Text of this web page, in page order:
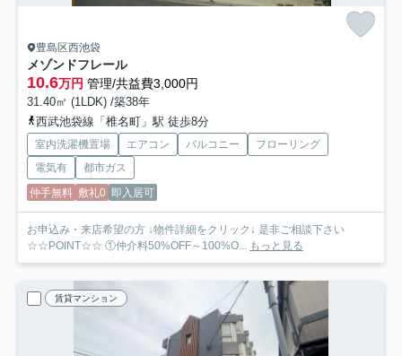
豊島区西池袋
メゾンドフレール
10.6万円 管理/共益費3,000円
31.40㎡ (1LDK) /築38年
西武池袋線「椎名町」駅 徒歩8分
室内洗濯機置場 エアコン バルコニー
フローリング
電気有
都市ガス
仲手無料 敷礼0 即入居可
お申込み・来店希望の方 ↓物件詳細をクリック↓ 是非ご相談下さい
☆☆POINT☆☆ ①仲介料50%OFF～100%O... もっと見る
賃貸マンション